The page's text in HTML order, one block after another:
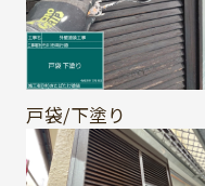
戸袋/下塗り